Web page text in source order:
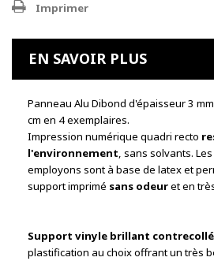
Imprimer
EN SAVOIR PLUS
Panneau Alu Dibond d'épaisseur 3
cm en 4 exemplaires.
Impression numérique quadri recto
l'environnement, sans solvants.
employons sont à base de latex et
support imprimé sans odeuret en
Support vinyle brillant contrecollé
plastification au choix offrant un très